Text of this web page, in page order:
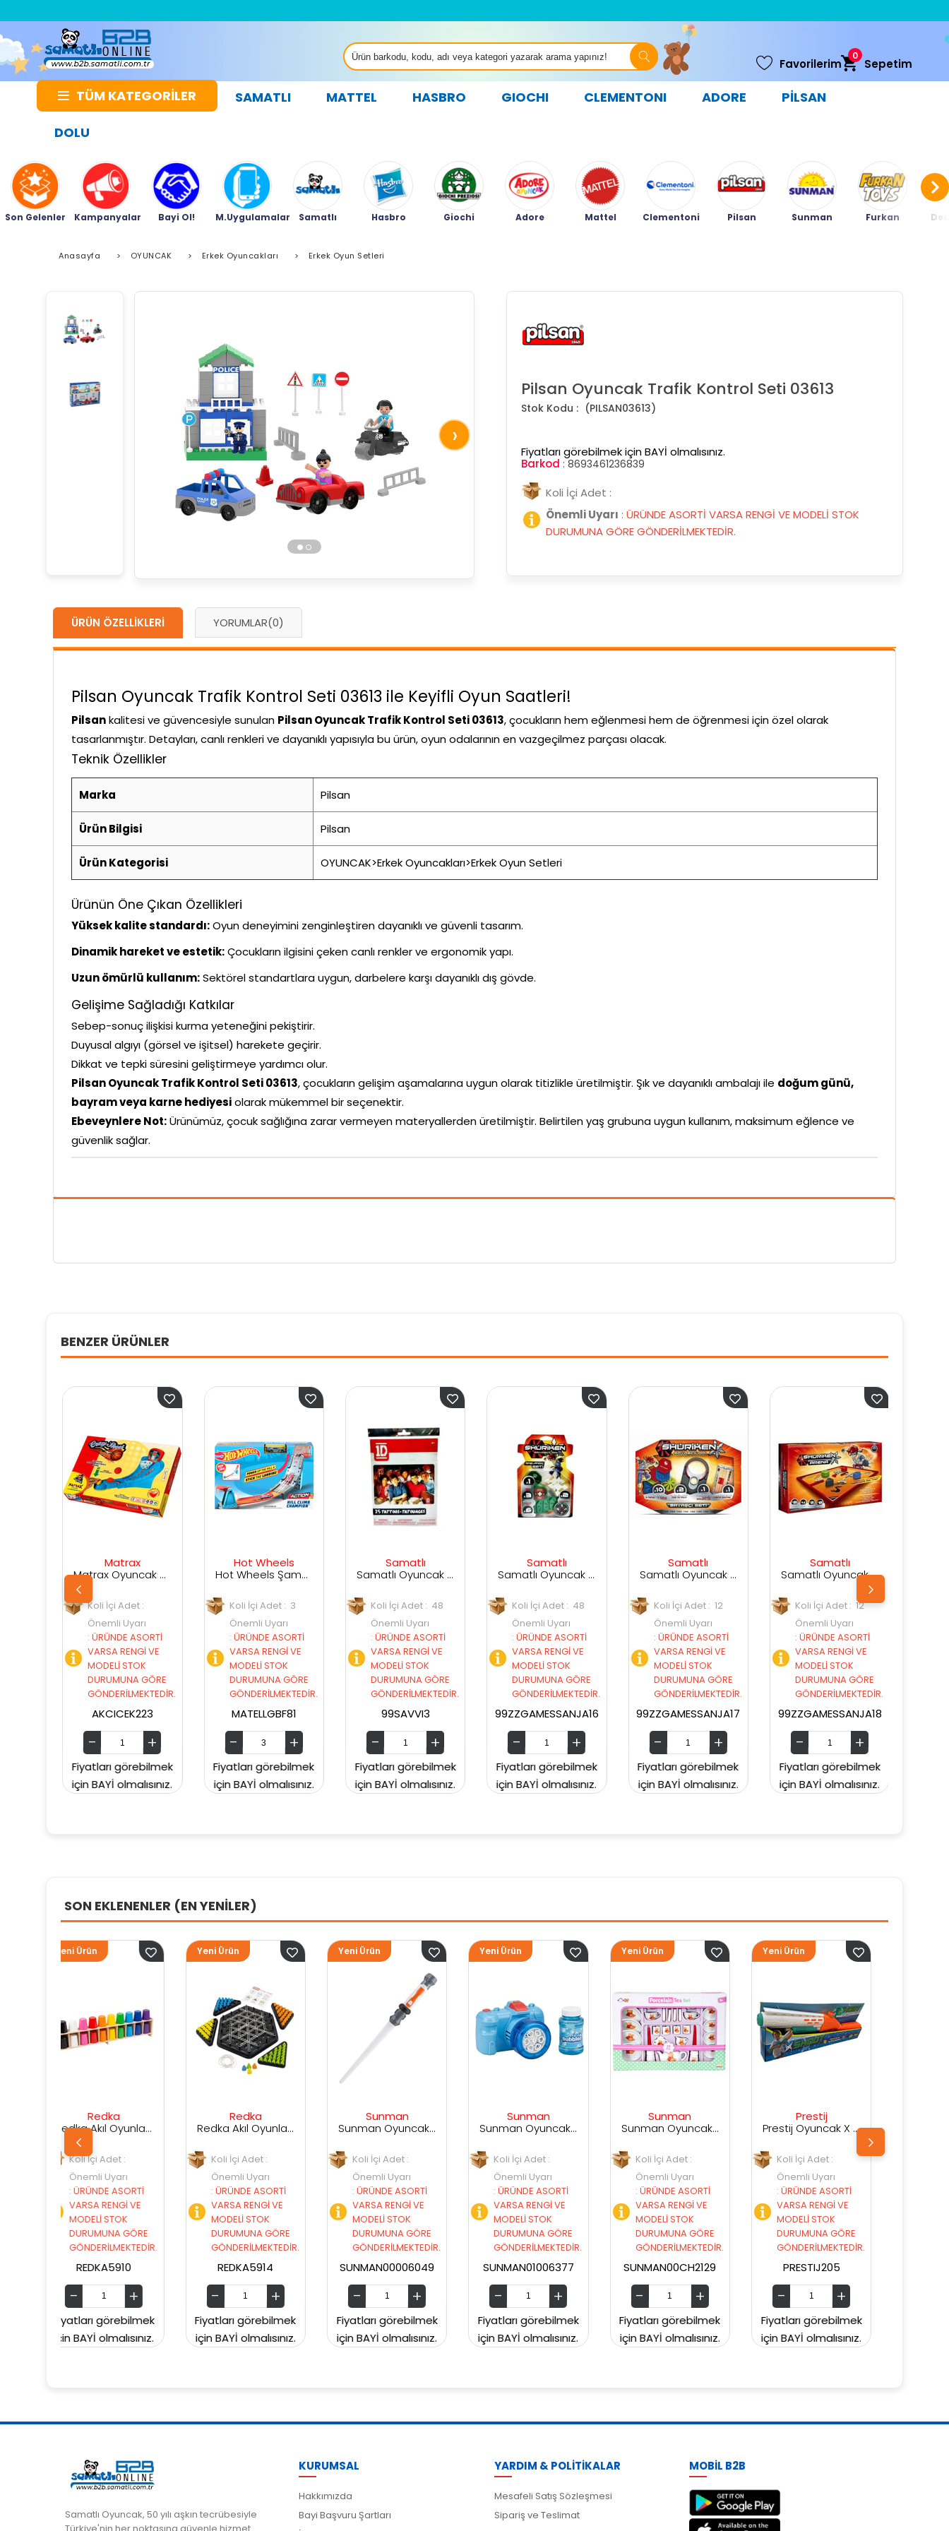
Sepetim
0
TÜM KATEGORİLER SAMATLI MATTEL HASBRO GIOCHI CLEMENTONI ADORE
PİLSAN
DOLU
Favorilerim
Son Gelenler Kampanyalar Bayi Ol! M.Uygulamalar Samatlı Hasbro Giochi Adore Mattel Clementoni Pilsan Sunman Furkan
Anasayfa > OYUNCAK > Erkek Oyuncakları > Erkek Oyun Setleri
›
Pilsan Oyuncak Trafik Kontrol Seti 03613
(PILSAN03613)
Fiyatları görebilmek için BAYİ olmalısınız.
Barkod : 8693461236839
Koli İçi Adet :
Önemli Uyarı : ÜRÜNDE ASORTİ VARSA RENGİ VE MODELİ STOK
DURUMUNA GÖRE GÖNDERİLMEKTEDİR.
ÜRÜN ÖZELLIKLERI YORUMLAR(0)
Pilsan Oyuncak Trafik Kontrol Seti 03613 ile Keyifli Oyun Saatleri!
Pilsankalitesi ve güvencesiyle sunulan Pilsan Oyuncak Trafik Kontrol Seti 03613, çocukların hem eğlenmesi hem de öğrenmesi için özel olarak
tasarlanmıştır. Detayları, canlı renkleri ve dayanıklı yapısıyla bu ürün, oyun odalarının en vazgeçilmez parçası olacak.
Teknik Özellikler
Marka Pilsan
Ürün Bilgisi Pilsan
Ürün Kategorisi OYUNCAK>Erkek Oyuncakları>Erkek Oyun Setleri
Ürünün Öne Çıkan Özellikleri
Yüksek kalite standardı:Oyun deneyimini zenginleştiren dayanıklı ve güvenli tasarım.
Dinamik hareket ve estetik:Çocukların ilgisini çeken canlı renkler ve ergonomik yapı.
Uzun ömürlü kullanım:Sektörel standartlara uygun, darbelere karşı dayanıklı dış gövde.
Gelişime Sağladığı Katkılar
Sebep-sonuç ilişkisi kurma yeteneğini pekiştirir.
Duyusal algıyı (görsel ve işitsel) harekete geçirir.
Dikkat ve tepki süresini geliştirmeye yardımcı olur.
Pilsan Oyuncak Trafik Kontrol Seti 03613, çocukların gelişim aşamalarına uygun olarak titizlikle üretilmiştir. Şık ve dayanıklı ambalajı ile doğum günü,
bayram veya karne hediyesiolarak mükemmel bir seçenektir.
Ebeveynlere Not:Ürünümüz, çocuk sağlığına zarar vermeyen materyallerden üretilmiştir. Belirtilen yaş grubuna uygun kullanım, maksimum eğlence ve
güvenlik sağlar.
BENZER ÜRÜNLER
Matrax Oyuncak Çılgın ATIŞ Mini Basket Oyunu
VARSA RENGİ VE
GÖNDERİLMEKTEDİR.
görebilmek
BAYİ olmalısınız.
Hot Wheels Şampiyonluk Parkuru Yarış Pisti GBF81
Koli İçi Adet : 3
Önemli Uyarı
:ÜRÜNDE ASORTİ
VARSA RENGİ VE
MODELİ STOK
DURUMUNA GÖRE
GÖNDERİLMEKTEDİR.
MATELLGBF81
Fiyatları görebilmek
için BAYİ olmalısınız.
Samatlı Oyuncak One Direction Dövme
Koli İçi Adet : 48
Önemli Uyarı
:ÜRÜNDE ASORTİ
VARSA RENGİ VE
MODELİ STOK
DURUMUNA GÖRE
GÖNDERİLMEKTEDİR.
99SAVVI3
Fiyatları görebilmek
için BAYİ olmalısınız.
Samatlı Oyuncak Shuriken Başlangıç Seti
Koli İçi Adet : 48
Önemli Uyarı
:ÜRÜNDE ASORTİ
VARSA RENGİ VE
MODELİ STOK
DURUMUNA GÖRE
GÖNDERİLMEKTEDİR.
99ZZGAMESSANJA16
Fiyatları görebilmek
için BAYİ olmalısınız.
Samatlı Oyuncak Shuriken Savaşçı Seti
Koli İçi Adet : 12
Önemli Uyarı
:ÜRÜNDE ASORTİ
VARSA RENGİ VE
MODELİ STOK
DURUMUNA GÖRE
GÖNDERİLMEKTEDİR.
99ZZGAMESSANJA17
Fiyatları görebilmek
için BAYİ olmalısınız.
Samatlı Oyuncak Shuriken Arena
Koli İçi Adet : 12
Önemli Uyarı
:ÜRÜNDE ASORTİ
VARSA RENGİ VE
MODELİ STOK
DURUMUNA GÖRE
GÖNDERİLMEKTEDİR.
99ZZGAMESSANJA18
Fiyatları görebilmek
için BAYİ olmalısınız.
Koli İçi Adet : 6
Önemli Uyarı
:ÜRÜNDE ASORTİ
VARSA RENGİ VE
MODELİ STOK
DURUMUNA GÖRE
GÖNDERİLMEKTEDİR.
99ZZMOOSEGOMU18175
Fiyatları görebilmek
için BAYİ olmalısınız.
SON EKLENENLER (EN YENİLER)
Koli İçi Adet :
Önemli Uyarı
:ÜRÜNDE ASORTİ
VARSA RENGİ VE
MODELİ STOK
DURUMUNA GÖRE
GÖNDERİLMEKTEDİR.
REDKA5914
Yeni Ürün
Fiyatları görebilmek
için BAYİ olmalısınız.
Sunman
Koli İçi Adet :
Önemli Uyarı
:ÜRÜNDE ASORTİ
VARSA RENGİ VE
MODELİ STOK
DURUMUNA GÖRE
GÖNDERİLMEKTEDİR.
SUNMAN00006049
Yeni Ürün
Fiyatları görebilmek
için BAYİ olmalısınız.
Sunman
Koli İçi Adet :
Önemli Uyarı
:ÜRÜNDE ASORTİ
VARSA RENGİ VE
MODELİ STOK
DURUMUNA GÖRE
GÖNDERİLMEKTEDİR.
SUNMAN01006377
Yeni Ürün
Fiyatları görebilmek
için BAYİ olmalısınız.
Sunman
Koli İçi Adet :
Önemli Uyarı
:ÜRÜNDE ASORTİ
VARSA RENGİ VE
MODELİ STOK
DURUMUNA GÖRE
GÖNDERİLMEKTEDİR.
SUNMAN00CH2129
Yeni Ürün
Fiyatları görebilmek
için BAYİ olmalısınız.
Prestij
Koli İçi Adet :
Önemli Uyarı
:ÜRÜNDE ASORTİ
VARSA RENGİ VE
MODELİ STOK
DURUMUNA GÖRE
GÖNDERİLMEKTEDİR.
PRESTIJ205
Yeni Ürün
Fiyatları görebilmek
için BAYİ olmalısınız.
Prestij Oyuncak Kutulu Su Silahı
Koli İçi Adet :
Önemli Uyarı
:ÜRÜNDE ASORTİ
VARSA RENGİ VE
MODELİ STOK
DURUMUNA GÖRE
GÖNDERİLMEKTEDİR.
PRESTIJ203
Yeni Ürün
Fiyatları görebilmek
için BAYİ olmalısınız.
Samatlı Oyuncak, 50 yılı aşkın tecrübesiyle
KURUMSAL
Hakkımızda
Bayi Başvuru Şartları
YARDIM & POLİTİKALAR
Mesafeli Satış Sözleşmesi
Sipariş ve Teslimat
MOBİL B2B